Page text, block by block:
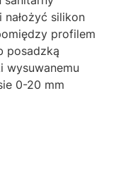
silikon
profilem
posadzką
wysuwanemu
0-20 mm